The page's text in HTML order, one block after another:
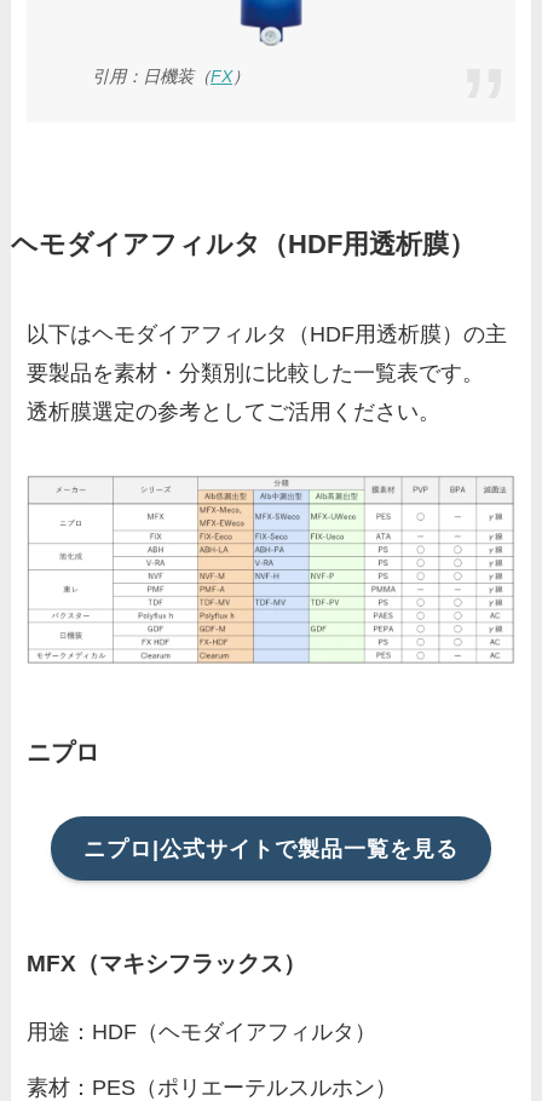
引用：日機装（FX）
ヘモダイアフィルタ（HDF用透析膜）
以下はヘモダイアフィルタ（HDF用透析膜）の主
要製品を素材・分類別に比較した一覧表です。
透析膜選定の参考としてご活用ください。
ニプロ
ニプロ|公式サイトで製品一覧を見る
MFX（マキシフラックス）
用途：HDF（ヘモダイアフィルタ）
素材：PES（ポリエーテルスルホン）